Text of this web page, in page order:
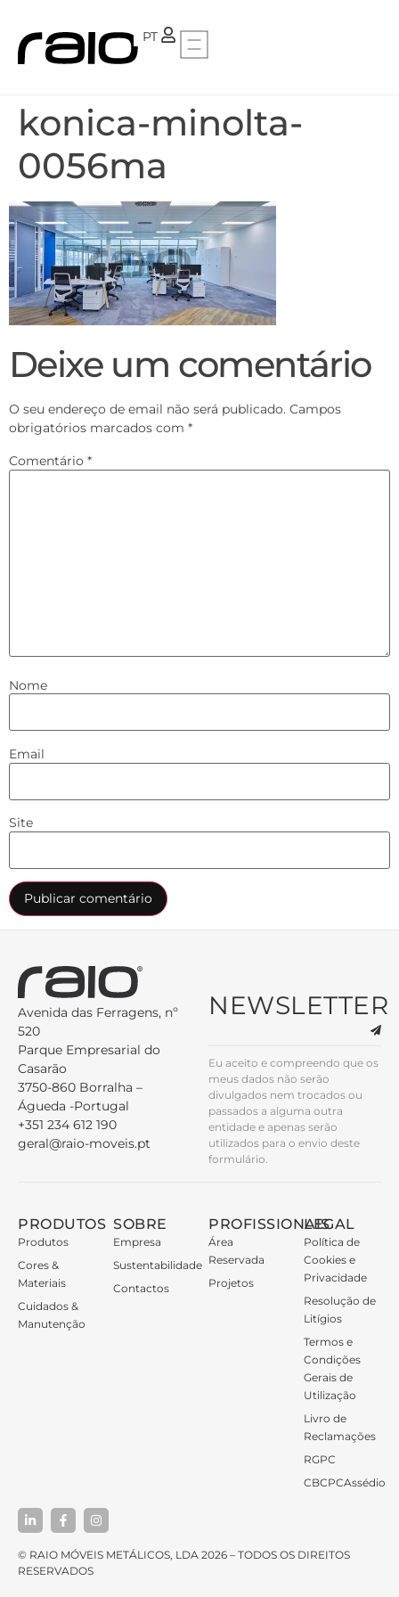
PT
FR
konica-minolta-
0056ma
Deixe um comentário
O seu endereço de email não será publicado. Campos
obrigatórios marcados com *
Comentário *
Nome
Email
Site
Avenida das Ferragens, nº
520
Parque Empresarial do
Casarão
3750-860 Borralha –
Águeda -Portugal
+351 234 612 190
geral@raio-moveis.pt
NEWSLETTER
Eu aceito e compreendo que os
meus dados não serão
divulgados nem trocados ou
passados a alguma outra
entidade e apenas serão
utilizados para o envio deste
formulário.
PRODUTOS
Produtos
Cores &
Materiais
Cuidados &
Manutenção
SOBRE
Empresa
Sustentabilidade
Contactos
PROFISSIONAIS
Área
Reservada
Projetos
LEGAL
Política de
Cookies e
Privacidade
Resolução de
Litígios
Termos e
Condições
Gerais de
Utilização
Livro de
Reclamações
RGPC
CBCPCAssédio
© RAIO MÓVEIS METÁLICOS, LDA 2026 – TODOS OS DIREITOS
RESERVADOS